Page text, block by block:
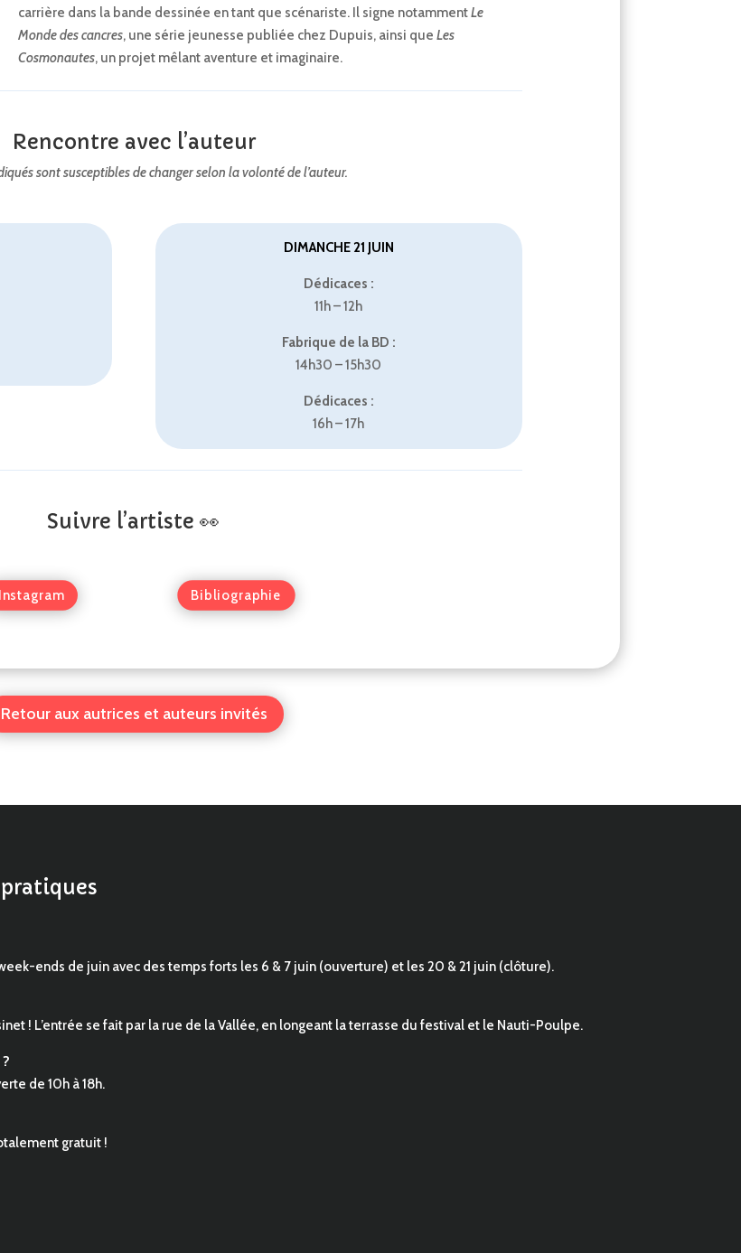
carrière dans la bande dessinée en tant que scénariste. Il signe notammentLe
Monde des cancres, une série jeunesse publiée chez Dupuis, ainsi queLes
Cosmonautes, un projet mêlant aventure et imaginaire.
Rencontre avec l’auteur
sont susceptibles de changer selon la volonté de l’auteur.
DIMANCHE 21 JUIN
Dédicaces :
11h – 12h
Fabrique de la BD :
14h30 – 15h30
Dédicaces :
16h – 17h
Suivre l’artiste 👀
Instagram Bibliographie
Retour aux autrices et auteurs invités
ends de juin avec des temps forts les 6 & 7 juin (ouverture) et les 20 & 21 juin (clôture).
! L’entrée se fait par la rue de la Vallée, en longeant la terrasse du festival et le Nauti-Poulpe.
de 10h à 18h.
gratuit !